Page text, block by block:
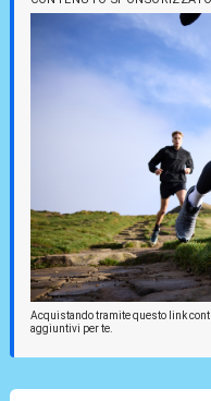
Acquistando tramite questo link
aggiuntivi per te.